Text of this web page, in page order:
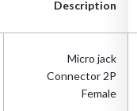
Description
Description
Micro jack
Connector 2P
Female